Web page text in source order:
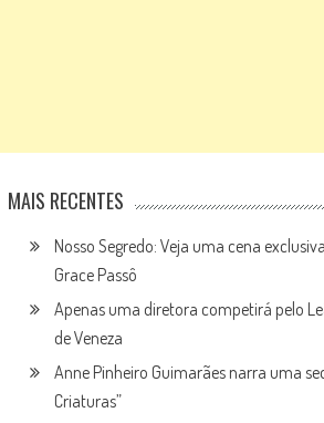
MAIS RECENTES
Nosso Segredo: Veja uma cena
Grace Passô
Apenas uma diretora competirá pelo
de Veneza
Anne Pinheiro Guimarães narra uma
Criaturas”